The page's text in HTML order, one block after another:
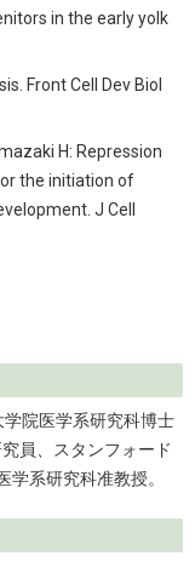
in the early yolk
Front Cell Dev Biol
H: Repression
the initiation of
J Cell
院医学系研究科博士
員、スタンフォード
系研究科准教授。